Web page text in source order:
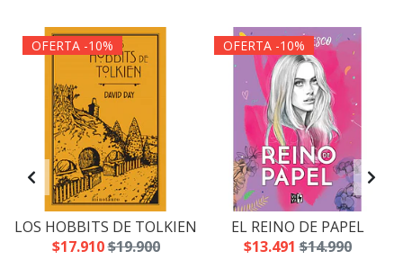
OFERTA -10%
LOS HOBBITS DE TOLKIEN
$17.910$19.900
OFERTA -10%
EL REINO DE PAPEL
$13.491 $14.990